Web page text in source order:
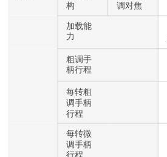
构
调对焦
加载能
力
粗调手
柄行程
每转粗
调手柄
行程
每转微
调手柄
行程